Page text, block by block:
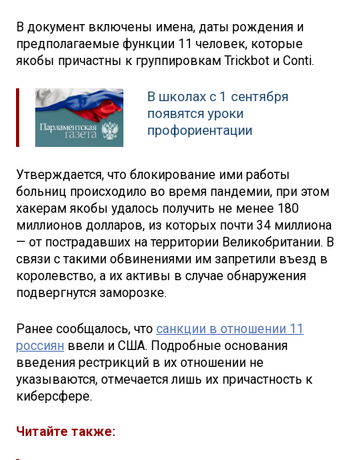
В документ включены имена, даты рождения и
предполагаемые функции 11 человек, которые
якобы причастны к группировкам Trickbot и Conti.
В школах с 1 сентября
появятся уроки
профориентации
Утверждается, что блокирование ими работы
больниц происходило во время пандемии, при этом
хакерам якобы удалось получить не менее 180
миллионов долларов, из которых почти 34 миллиона
— от пострадавших на территории Великобритании. В
связи с такими обвинениями им запретили въезд в
королевство, а их активы в случае обнаружения
подвергнутся заморозке.
Ранее сообщалось, что санкции в отношении 11
россиян ввели и США. Подробные основания
введения рестрикций в их отношении не
указываются, отмечается лишь их причастность к
киберсфере.
Читайте также: